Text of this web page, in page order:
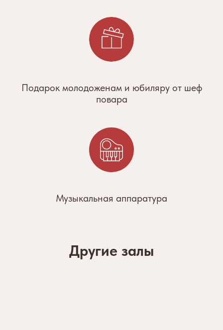
Подарок молодоженам и юбиляру от шеф
повара
Музыкальная аппаратура
Другие залы